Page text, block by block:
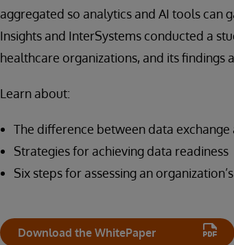
aggregated so analytics and AI tools can
Insights and InterSystems conducted a
healthcare organizations, and its
Learn about:
The difference between data
Strategies for achieving data readiness
Six steps for assessing an
Download the WhitePaper